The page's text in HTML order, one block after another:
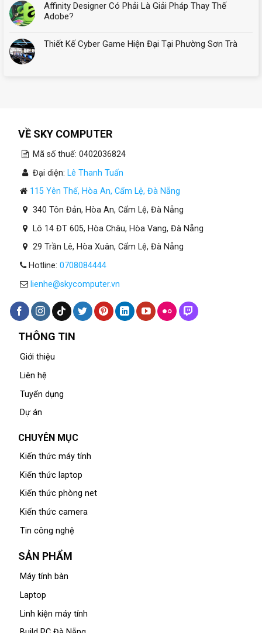
Affinity Designer Có Phải Là Giải Pháp Thay Thế
Adobe?
Thiết Kế Cyber Game Hiện Đại Tại Phường Sơn Trà
VỀ SKY COMPUTER
Mã số thuế: 0402036824
Đại diện: Lê Thanh Tuấn
115 Yên Thế, Hòa An, Cẩm Lệ, Đà Nẵng
340 Tôn Đản, Hòa An, Cẩm Lệ, Đà Nẵng
Lô 14 ĐT 605, Hòa Châu, Hòa Vang, Đà Nẵng
29 Trần Lê, Hòa Xuân, Cẩm Lệ, Đà Nẵng
Hotline: 0708084444
lienhe@skycomputer.vn
THÔNG TIN
Giới thiệu
Liên hệ
Tuyển dụng
Dự án
CHUYÊN MỤC
Kiến thức máy tính
Kiến thức laptop
Kiến thức phòng net
Kiến thức camera
Tin công nghệ
SẢN PHẨM
Máy tính bàn
Laptop
Linh kiện máy tính